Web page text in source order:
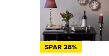
SPAR 38%